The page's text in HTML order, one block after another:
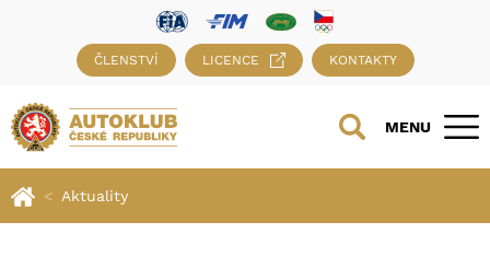
ČLENSTVÍ LICENCE KONTAKTY
MENU
Aktuality